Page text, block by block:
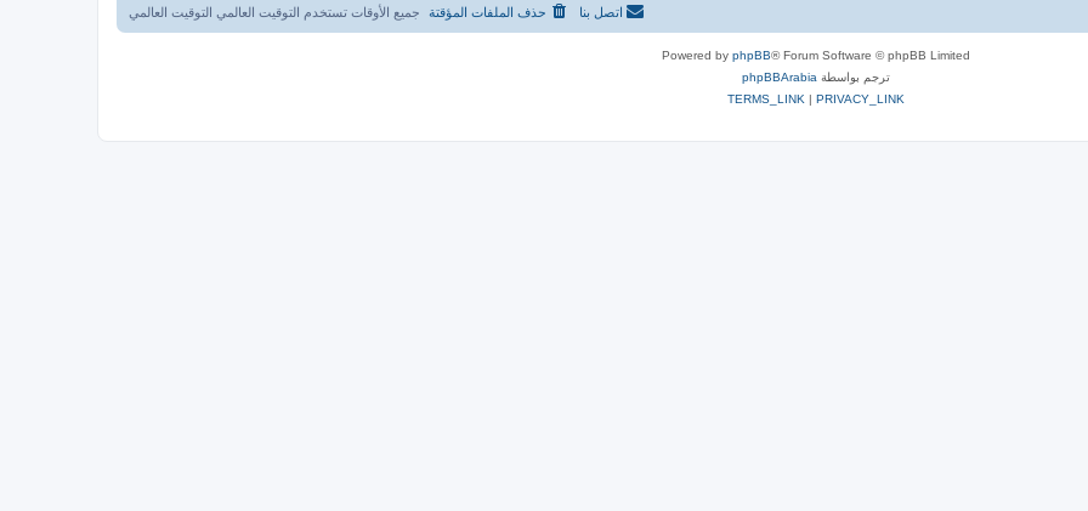
جميع الأوقات تستخدم التوقيت العالمي التوقيت العالمي حذف الملفات المؤقتة اتصل بنا
Powered by phpBB® Forum Software © phpBB Limited
ترجم بواسطة phpBBArabia
PRIVACY_LINK
|
TERMS_LINK